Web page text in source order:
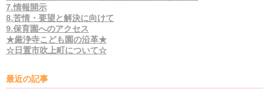
7.情報開示
8.苦情・要望と解決に向けて
9.保育園へのアクセス
★厳浄寺こども園の沿革★
☆日置市吹上町について☆
最近の記事